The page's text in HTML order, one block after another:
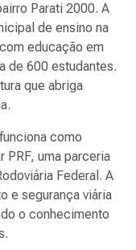
Parati 2000. A
de ensino na
educação em
de 600 estudantes.
que abriga
como
PRF, uma parceria
Federal. A
e segurança viária
o conhecimento